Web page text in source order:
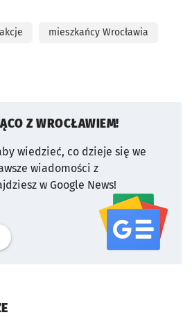
mieszkańcy Wrocławia
Z WROCŁAWIEM!
wiedzieć, co dzieje się we
wiadomości z
w Google News!
serwisu